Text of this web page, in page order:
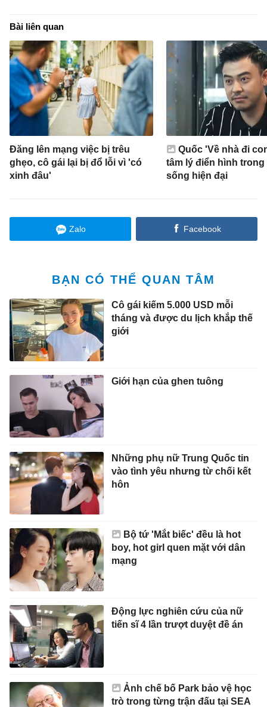
Bài liên quan
Đăng lên mạng việc bị trêu
ghẹo, cô gái lại bị đổ lỗi vì 'có
xinh đâu'
Quốc 'Về nhà đi
tâm lý điển hình trong
sống hiện đại
Zalo Facebook
BẠN CÓ THỂ QUAN TÂM
Cô gái kiếm 5.000 USD mỗi
tháng và được du lịch khắp thế
giới
Giới hạn của ghen tuông
Những phụ nữ Trung Quốc tin
vào tình yêu nhưng từ chối kết
hôn
Bộ tứ 'Mắt biếc' đều là hot
boy, hot girl quen mặt với dân
mạng
Động lực nghiên cứu của nữ
tiến sĩ 4 lần trượt duyệt đề án
Ảnh chế bố Park bảo vệ học
trò trong từng trận đấu tại SEA